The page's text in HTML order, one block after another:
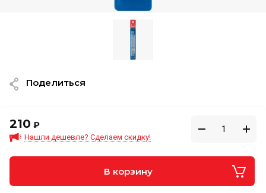
210 ₽
Нашли дешевле? Сделаем скидку!
В корзину
Поделиться